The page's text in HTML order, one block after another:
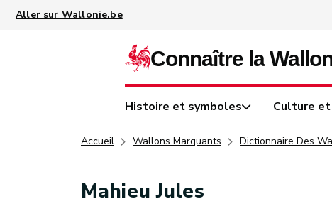
Histoire et symboles Culture
Accueil Wallons Marquants Dictionnaire Des
Mahieu Jules